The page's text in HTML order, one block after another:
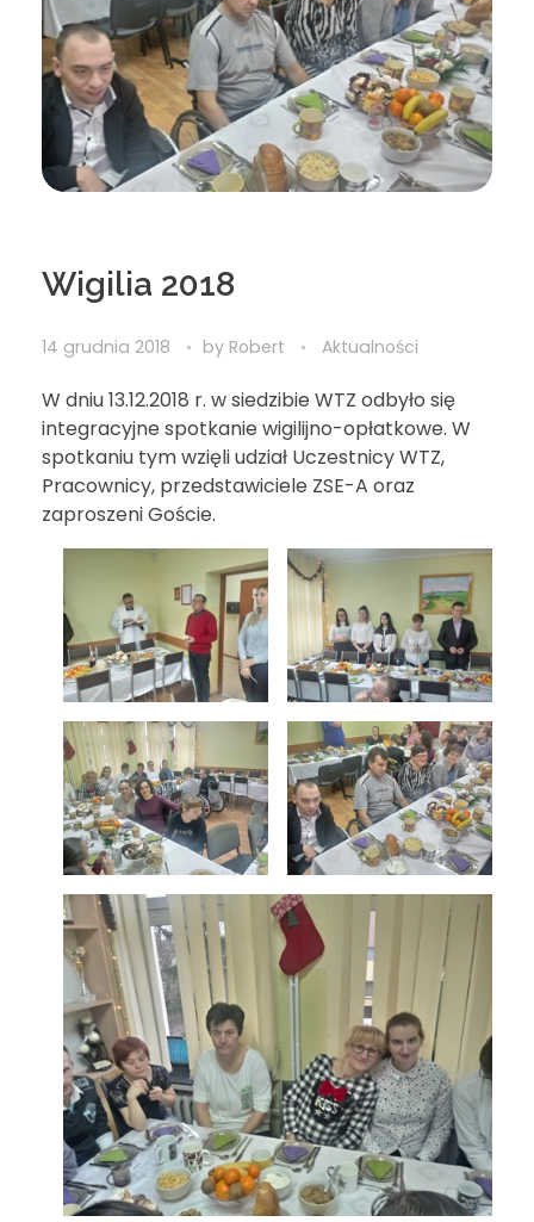
Wigilia 2018
14 grudnia 2018 by Robert Aktualności
W dniu 13.12.2018 r. w siedzibie WTZ odbyło się
integracyjne spotkanie wigilijno-opłatkowe. W
spotkaniu tym wzięli udział Uczestnicy WTZ,
Pracownicy, przedstawiciele ZSE-A oraz
zaproszeni Goście.